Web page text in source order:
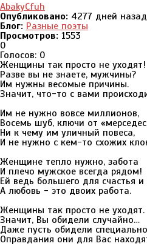
AbakyCfuh
Опубликовано: 4277 дней
Блог: Разные поэты
Просмотров: 1553
0
Голосов: 0
Женщины так просто не уходят!
Разве вы не знаете, мужчины?
Им нужны весомые причины.
Значит, что-то с вами
Им не нужно вовсе миллионов,
Восемь шуб, ключи от
Ни к чему им уличный повеса,
И не нужно с кем-то схожих
Женщине тепло нужно, забота
И плечо мужское всегда рядом!
Ей ведь большего для счастья
А любовь - это двоих работа.
Женщины так просто не уходят.
Значит, Вы обидели случайно…
Даже пусть обидели
Оправдания они для Вас